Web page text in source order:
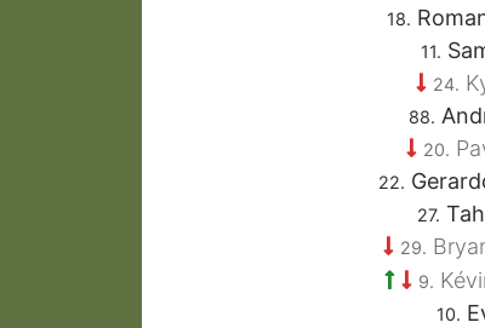
18.
11.
24.
88.
20.
22.
27.
29.
9.
10.